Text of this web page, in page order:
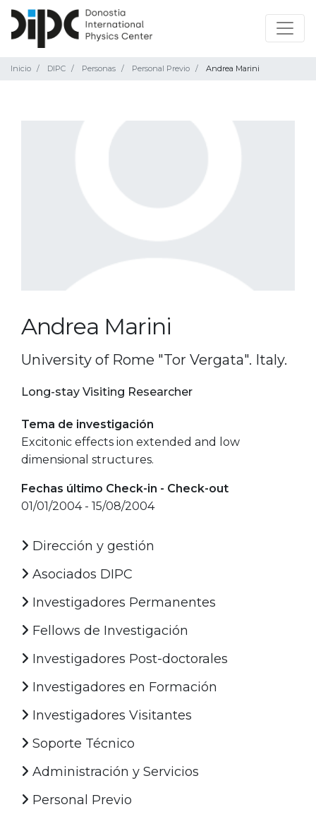
Inicio DIPC Personas Personal Previo Andrea Marini
Andrea Marini
University of Rome "Tor Vergata". Italy.
Long-stay Visiting Researcher
Tema de investigación
Excitonic effects ion extended and low
dimensional structures.
Fechas último Check-in - Check-out
01/01/2004 - 15/08/2004
Dirección y gestión
Asociados DIPC
Investigadores Permanentes
Fellows de Investigación
Investigadores Post-doctorales
Investigadores en Formación
Investigadores Visitantes
Soporte Técnico
Administración y Servicios
Personal Previo